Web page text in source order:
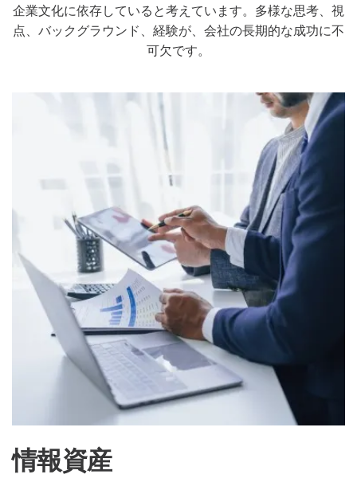
企業文化に依存していると考えています。多様な思考、視
点、バックグラウンド、経験が、会社の長期的な成功に不
可欠です。
情報資産